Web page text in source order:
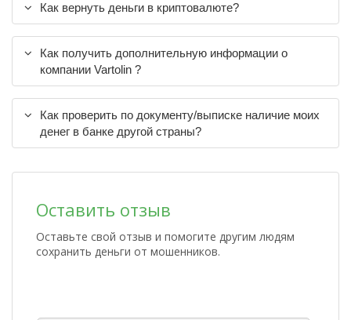
Как вернуть деньги в криптовалюте?
Как получить дополнительную информации о
компании Vartolin ?
Как проверить по документу/выписке наличие моих
денег в банке другой страны?
Оставить отзыв
Оставьте свой отзыв и помогите другим людям
сохранить деньги от мошенников.